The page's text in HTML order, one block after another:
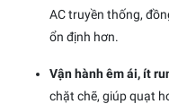
AC truyền thống,
ổn định hơn.
Vận hành êm ái, ít
chặt chẽ, giúp quạt